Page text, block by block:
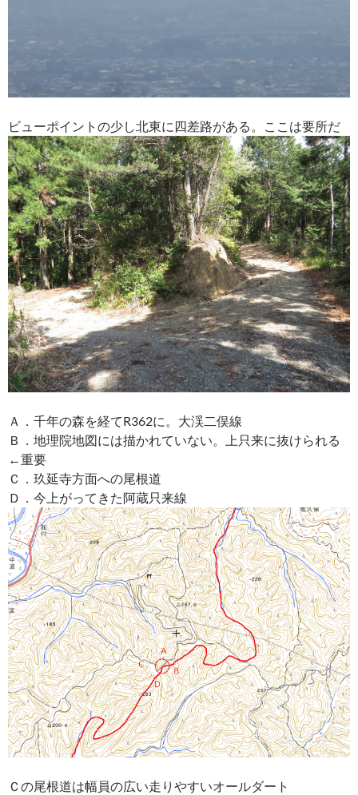
ビューポイントの少し北東に四差路がある。ここは要所だ
Ａ．千年の森を経てR362に。大渓二俣線
Ｂ．地理院地図には描かれていない。上只来に抜けられる
←重要
Ｃ．玖延寺方面への尾根道
Ｄ．今上がってきた阿蔵只来線
Ｃの尾根道は幅員の広い走りやすいオールダート